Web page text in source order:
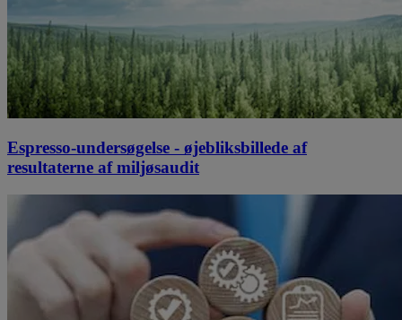
Espresso-undersøgelse - øjebliksbillede af
resultaterne af miljøsaudit